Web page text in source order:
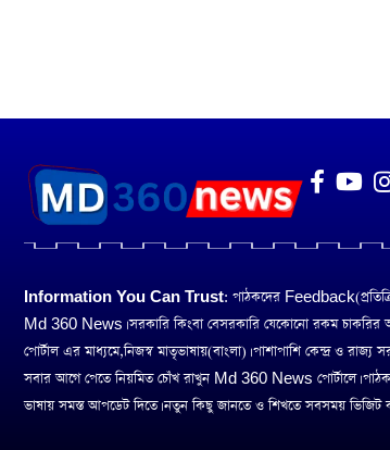
Information You Can Trust: পাঠকদের
Md 360 News। সরকারি কিংবা বেসরকারি যেকোনো রকম
পোর্টাল এর মাধ্যমে,নিজস্ব মাতৃভাষায়(বাংলা)। পাশাপাশি কেন্দ্র ও
সবার আগে পেতে নিয়মিত চোঁখ রাখুন Md 360 News পোর্টালে।
ভাষায় সমস্ত আপডেট দিতে। নতুন কিছু জানতে ও শিখতে সবসময়